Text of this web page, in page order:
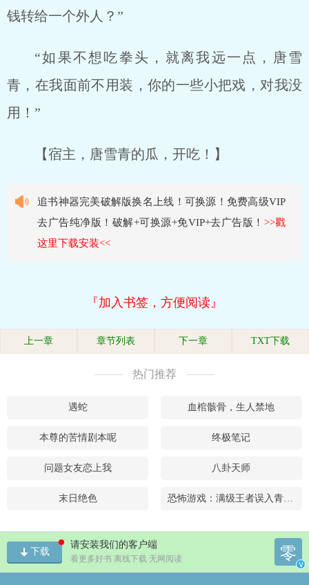
钱转给一个外人？”
“如果不想吃拳头，就离我远一点，唐雪
青，在我面前不用装，你的一些小把戏，对我没
用！”
【宿主，唐雪青的瓜，开吃！】
追书神器完美破解版换名上线！可换源！免费高级VIP
去广告纯净版！破解+可换源+免VIP+去广告版！ >>戳
这里下载安装<<
『加入书签，方便阅读』
上一章 章节列表 下一章 TXT下载
热门推荐
遇蛇 血棺骸骨，生人禁地
本尊的苦情剧本呢 终极笔记
问题女友恋上我 八卦天师
末日绝色 恐怖游戏：满级王者误入青铜局
下载
请安装我们的客户端
看更多好书 离线下载 无网阅读 零
v